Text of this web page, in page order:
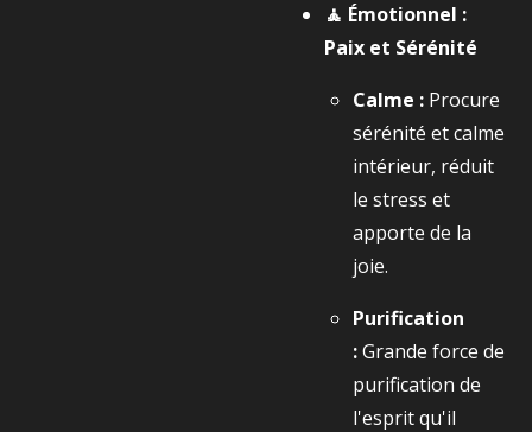
🧘 Émotionnel :
Paix et Sérénité
Calme : Procure
sérénité et calme
intérieur, réduit
le stress et
apporte de la
joie.
Purification
:Grande force de
purification de
l'esprit qu'il